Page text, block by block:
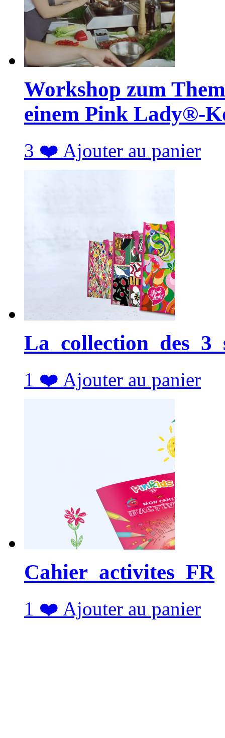
Workshop zum
einem Pink Lady®-
3 ❤️ Ajouter au panier
1 ❤️ Ajouter au panier
Cahier_activites_FR
1 ❤️ Ajouter au panier